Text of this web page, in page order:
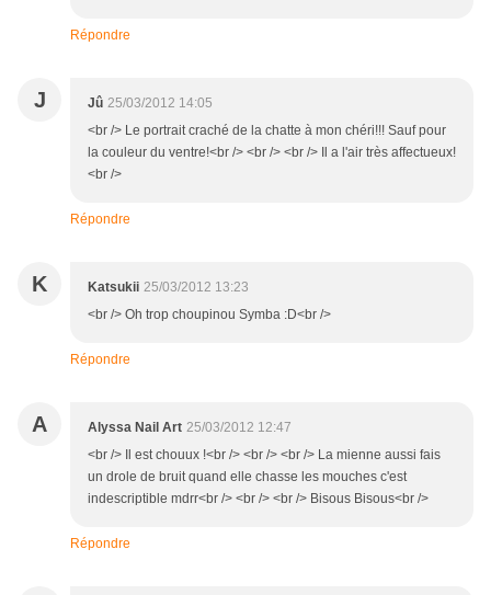
Répondre
J Jû 25/03/2012 14:05
<br /> Le portrait craché de la chatte à mon chéri!!! Sauf pour
la couleur du ventre!<br /> <br /> <br /> Il a l'air très affectueux!
<br />
Répondre
K Katsukii 25/03/2012 13:23
<br /> Oh trop choupinou Symba :D<br />
Répondre
A Alyssa Nail Art 25/03/2012 12:47
<br /> Il est chouux !<br /> <br /> <br /> La mienne aussi fais
un drole de bruit quand elle chasse les mouches c'est
indescriptible mdrr<br /> <br /> <br /> Bisous Bisous<br />
Répondre